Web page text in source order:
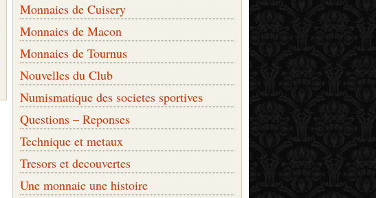
Monnaies de Cuisery
Monnaies de Macon
Monnaies de Tournus
Nouvelles du Club
Numismatique des societes sportives
Questions – Reponses
Technique et metaux
Tresors et decouvertes
Une monnaie une histoire